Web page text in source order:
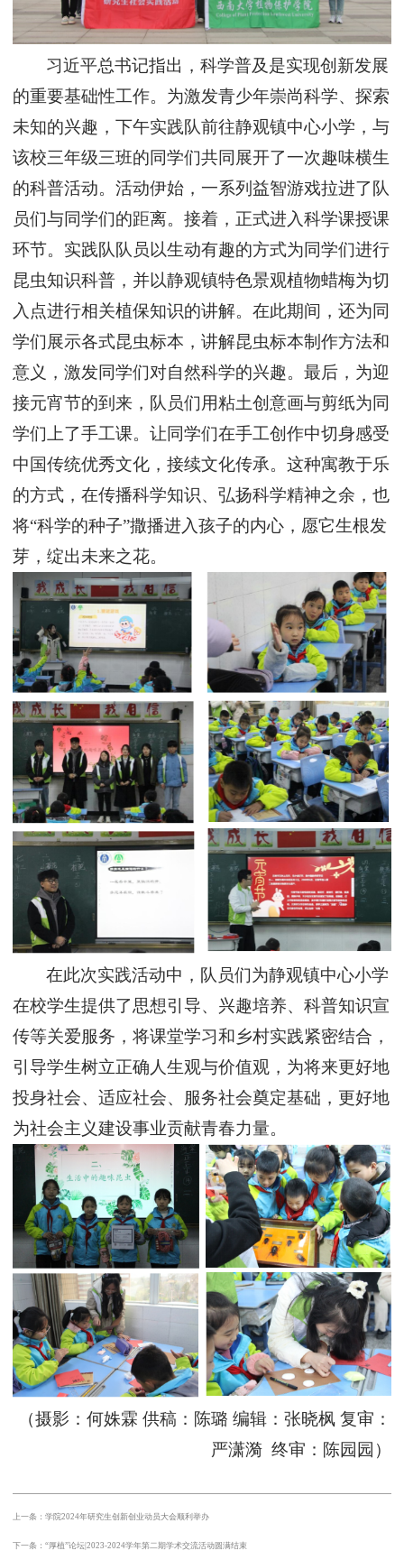
习近平总书记指出，科学普及是实现创新发展
的重要基础性工作。为激发青少年崇尚科学、探索
未知的兴趣 ， 下午实践队前往静观镇中心小学 ， 与
该校三年级三班的同学们共同展开了一次趣味横生
的科普活动。活动伊始， 一系列益智游戏拉进了队
员们与同学们的距离。 接着， 正式进入科学课授课
环节。 实践队队员以生动有趣的方式为同学们进行
昆虫知识科普，并以静观镇特色景观植物蜡梅为切
入点进行相关植保知识的讲解。 在此期间，还为同
学们展示各式昆虫标本，讲解昆虫标本制作方法和
意义，激发同学们对自然科学的兴趣。最后， 为迎
接元宵节的到来 ， 队员们用粘土创意画与剪纸为同
学们上了手工课。 让同学们在手工创作中切身感受
中国传统优秀文化，接续文化传承。这种寓教于乐
的方式，在传播科学知识、弘扬科学精神之余，也
将“科学的种子”撒播进入孩子的内心，愿它生根发
芽，绽出未来之花。
在此次实践活动中， 队员们为静观镇中心小学
在校学生提供了思想引导、兴趣培养、科普知识宣
传等关爱服务，将课堂学习和乡村实践紧密结合，
引导学生树立正确人生观与价值观，为将来更好地
投身社会、适应社会、服务社会奠定基础，更好地
为社会主义建设事业贡献青春力量。
（摄影：何姝霖 供稿：陈璐 编辑：张晓枫 复审：
严潇漪 终审：陈园园 ）
上一条：学院2024年研究生创新创业动员大会顺利举办
下一条：“厚植”论坛|2023-2024学年第二期学术交流活动圆满结束